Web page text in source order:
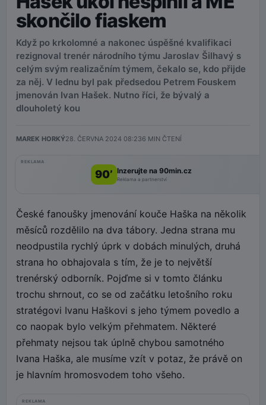
skončilo fiaskem
Když po krkolomné a nakonec úspěšné kvalifikaci
rezignoval trenér národního týmu Jaroslav Šilhavý s
celým svým realizačním týmem, čekalo se, kdo přijde
za něj. V lednu byl pak předsedou Petrem Fouskem
jmenován Ivan Hašek. Nutno říci, že bývalý a
dlouholetý kou
MAREK HORKÝ28. ČERVNA 2024 08:236 MIN ČTENÍ
REKLAMA
90’ Inzerujte na 90min.cz
Reklama a partnerství
České fanoušky jmenování kouče Haška na několik
měsíců rozdělilo na dva tábory. Jedna strana mu
neodpustila rychlý úprk v dobách minulých, druhá
strana ho obhajovala s tím, že je to největší
trenérský odborník. Pojďme si v tomto článku
trochu shrnout, co se od začátku letošního roku
stratégovi Ivanu Haškovi s jeho týmem povedlo a
co naopak bylo velkým přehmatem. Některé
přehmaty nejsou tak úplně chybou samotného
Ivana Haška, ale musíme vzít v potaz, že právě on
je hlavním hromosvodem toho všeho.
REKLAMA